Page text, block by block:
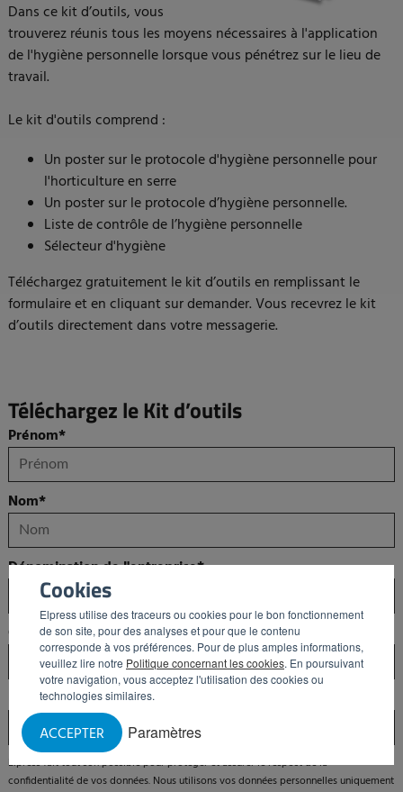
Cookies
Elpress utilise des traceurs ou cookies pour le bon fonctionnement
de son site, pour des analyses et pour que le contenu
corresponde à vos préférences. Pour de plus amples informations,
veuillez lire notre Politique concernant les cookies. En poursuivant
votre navigation, vous acceptez l'utilisation des cookies ou
technologies similaires.
Paramètres
ACCEPTER
Dans ce kit d’outils, vous
trouverez réunis tous les moyens nécessaires à l'application
de l'hygiène personnelle lorsque vous pénétrez sur le lieu de
travail.
Le kit d'outils comprend :
Un poster sur le protocole d'hygiène personnelle pour
l'horticulture en serre
Un poster sur le protocole d’hygiène personnelle.
Liste de contrôle de l’hygiène personnelle
Sélecteur d'hygiène
Téléchargez gratuitement le kit d’outils en remplissant le
formulaire et en cliquant sur demander. Vous recevrez le kit
d’outils directement dans votre messagerie.
Téléchargez le Kit d’outils
Prénom*
Nom*
Dénomination de l'entreprise*
Quelle est votre fonction ?
E-mail*
Elpress fait tout son possible pour protéger et assurer le respect de la
confidentialité de vos données. Nous utilisons vos données personnelles uniquement